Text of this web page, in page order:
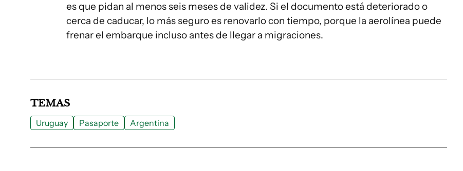
es que pidan al menos seis meses de validez. Si el documento está deteriorado o
cerca de caducar, lo más seguro es renovarlo con tiempo, porque la aerolínea puede
frenar el embarque incluso antes de llegar a migraciones.
TEMAS
Uruguay Pasaporte Argentina